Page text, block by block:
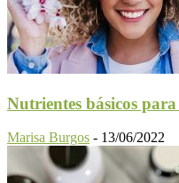
Nutrientes básicos
Marisa Burgos - 13/06/2022